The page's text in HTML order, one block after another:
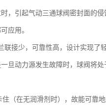
，引起气动三通球阀密封面的侵
应用。
接少，可靠性高，设计实现了轻
旦动力源发生故障时，球阀将处
（在无润滑剂时），故能可靠